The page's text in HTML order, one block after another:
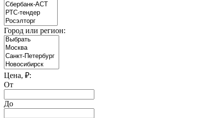
Город или регион:
Цена, ₽:
От
До